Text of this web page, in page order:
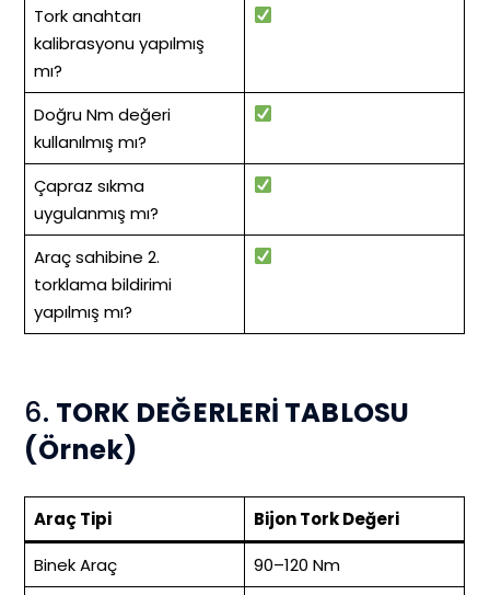
Tork anahtarı
kalibrasyonu yapılmış
mı?
Doğru Nm değeri
kullanılmış mı?
Çapraz sıkma
uygulanmış mı?
Araç sahibine 2.
torklama bildirimi
yapılmış mı?
6. TORK DEĞERLERİ TABLOSU
(Örnek)
Araç Tipi
Bijon Tork Değeri
Binek Araç
90–120 Nm